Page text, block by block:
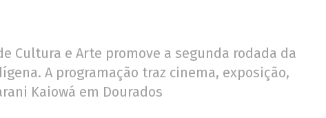
Cultura e Arte promove a segunda rodada da
A programação traz cinema, exposição,
Kaiowá em Dourados